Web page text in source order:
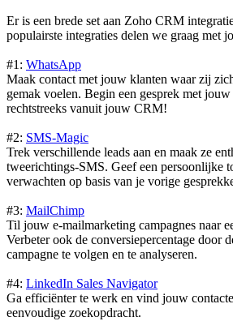
Er is een brede set aan Zoho CRM
populairste integraties delen we graag met
#1: WhatsApp
Maak contact met jouw klanten waar zij
gemak voelen. Begin een gesprek met jouw
rechtstreeks vanuit jouw CRM!
#2: SMS-Magic
Trek verschillende leads aan en maak ze
tweerichtings-SMS. Geef een persoonlijke
verwachten op basis van je vorige
#3: MailChimp
Til jouw e-mailmarketing campagnes naar
Verbeter ook de conversiepercentage door
campagne te volgen en te analyseren.
#4: LinkedIn Sales Navigator
Ga efficiënter te werk en vind jouw
eenvoudige zoekopdracht.